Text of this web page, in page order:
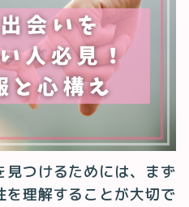
つけるためには、まず
を理解することが大切で